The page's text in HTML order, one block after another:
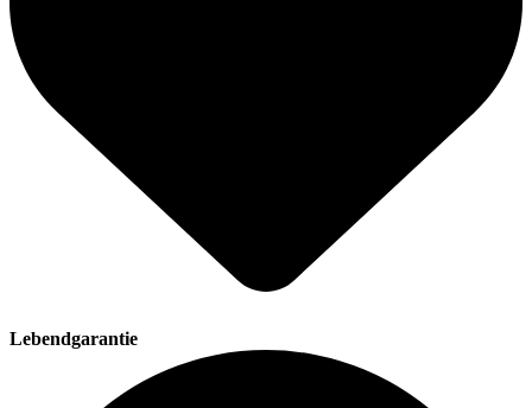
Lebendgarantie